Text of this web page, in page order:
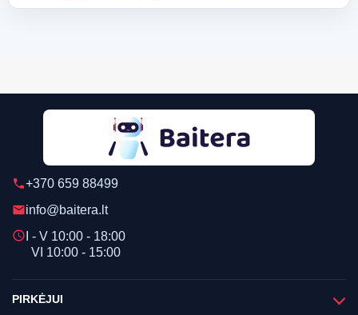
phone+370 659 88499
emailinfo@baitera.lt
schedule I - V 10:00 - 18:00
VI 10:00 - 15:00
PIRKĖJUI